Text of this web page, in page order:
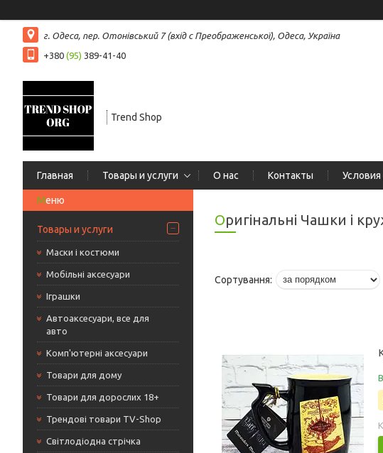
г. Одеса, пер. Отонівський 7 (вхід с Преображенської), Одеса, Україна
+380 (95) 389-41-40
Trend Shop
Главная Товары и услуги О нас Контакты
Товары и услуги
Маски і костюми
Мобільні аксесуари
Іграшки
Автоаксесуари, все для
авто
Комп'ютерні аксесуари
Товари для дому
Товари для дорослих 18+
Трендові товари TV-Shop
Світлодіодна стрічка
Оригінальні Чашки і